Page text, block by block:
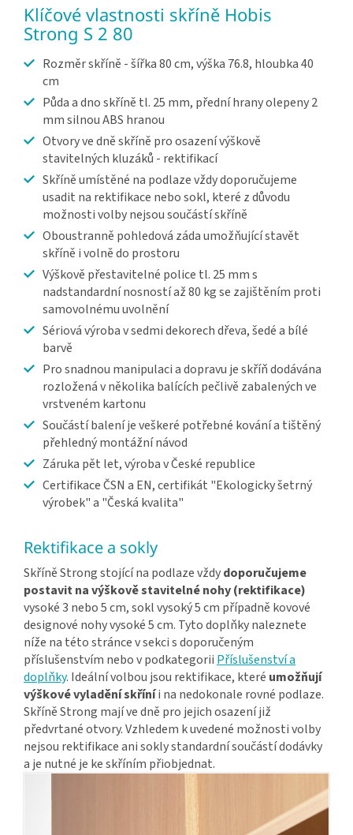
Klíčové vlastnosti skříně Hobis
Strong S 2 80
Rozměr skříně - šířka 80 cm, výška 76.8, hloubka 40
cm
Půda a dno skříně tl. 25 mm, přední hrany olepeny 2
mm silnou ABS hranou
Otvory ve dně skříně pro osazení výškově
stavitelných kluzáků - rektifikací
Skříně umístěné na podlaze vždy doporučujeme
usadit na rektifikace nebo sokl, které z důvodu
možnosti volby nejsou součástí skříně
Oboustranně pohledová záda umožňující stavět
skříně i volně do prostoru
Výškově přestavitelné police tl. 25 mm s
nadstandardní nosností až 80 kg se zajištěním proti
samovolnému uvolnění
Sériová výroba v sedmi dekorech dřeva, šedé a bílé
barvě
Pro snadnou manipulaci a dopravu je skříň dodávána
rozložená v několika balících pečlivě zabalených ve
vrstveném kartonu
Součástí balení je veškeré potřebné kování a tištěný
přehledný montážní návod
Záruka pět let, výroba v České republice
Certifikace ČSN a EN, certifikát "Ekologicky šetrný
výrobek" a "Česká kvalita"
Rektifikace a sokly
Skříně Strong stojící na podlaze vždydoporučujeme
postavit na výškově stavitelné nohy (rektifikace)
vysoké 3 nebo 5 cm, sokl vysoký 5 cm případně kovové
designové nohy vysoké 5 cm. Tyto doplňky naleznete
níže na této stránce v sekci s doporučeným
příslušenstvím nebo v podkategoriiPříslušenství a
doplňky. Ideální volbou jsou rektifikace, které umožňují
výškové vyladění skříníi na nedokonale rovné podlaze.
Skříně Strong mají ve dně pro jejich osazení již
předvrtané otvory. Vzhledem k uvedené možnosti volby
nejsou rektifikace ani sokly standardní součástí dodávky
a je nutné je ke skříním přiobjednat.